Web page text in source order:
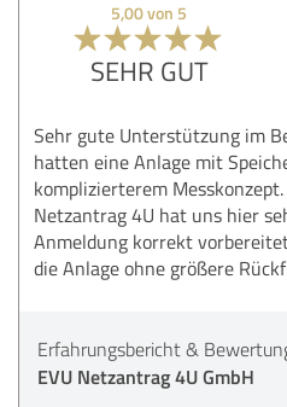
5,00 von 5
SEHR GUT
Sehr gute Unterstützung im
hatten eine Anlage mit
komplizierterem Messkonzept.
Netzantrag 4U hat uns hier
Anmeldung korrekt
die Anlage ohne größere
Erfahrungsbericht &
EVU Netzantrag 4U GmbH